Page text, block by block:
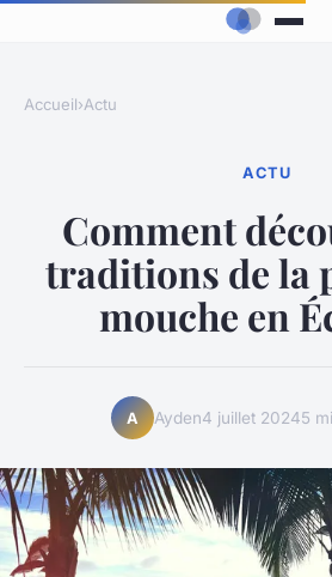
Accueil›Actu
ACTU
Comment
traditions de la
mouche en
A Ayden4 juillet 20245